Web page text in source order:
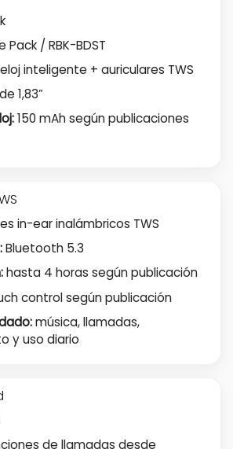
/ RBK-BDST
inteligente + auriculares TWS
1,83”
150 mAh según publicaciones
in-ear inalámbricos TWS
Bluetooth 5.3
hasta 4 horas según publicación
control según publicación
música, llamadas,
y uso diario
de llamadas desde